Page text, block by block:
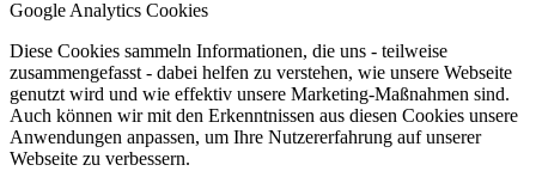
Google Analytics Cookies
Diese Cookies sammeln Informationen, die uns - teilweise
zusammengefasst - dabei helfen zu verstehen, wie unsere Webseite
genutzt wird und wie effektiv unsere Marketing-Maßnahmen sind.
Auch können wir mit den Erkenntnissen aus diesen Cookies unsere
Anwendungen anpassen, um Ihre Nutzererfahrung auf unserer
Webseite zu verbessern.